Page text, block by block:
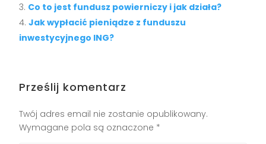
Co to jest fundusz powierniczy i jak działa?
Jak wypłacić pieniądze z funduszu
inwestycyjnego ING?
Prześlij komentarz
Twój adres email nie zostanie opublikowany.
Wymagane pola są oznaczone *